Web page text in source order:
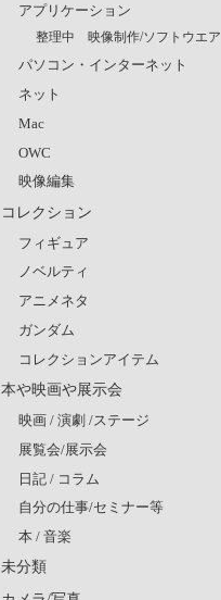
アプリケーション
整理中 映像制作/ソフトウエア
パソコン・インターネット
ネット
Mac
OWC
映像編集
コレクション
フィギュア
ノベルティ
アニメネタ
ガンダム
コレクションアイテム
本や映画や展示会
映画 / 演劇 /ステージ
展覧会/展示会
日記 / コラム
自分の仕事/セミナー等
本 / 音楽
未分類